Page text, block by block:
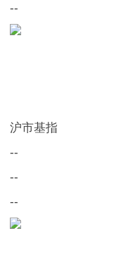
--
沪市基指
--
--
--